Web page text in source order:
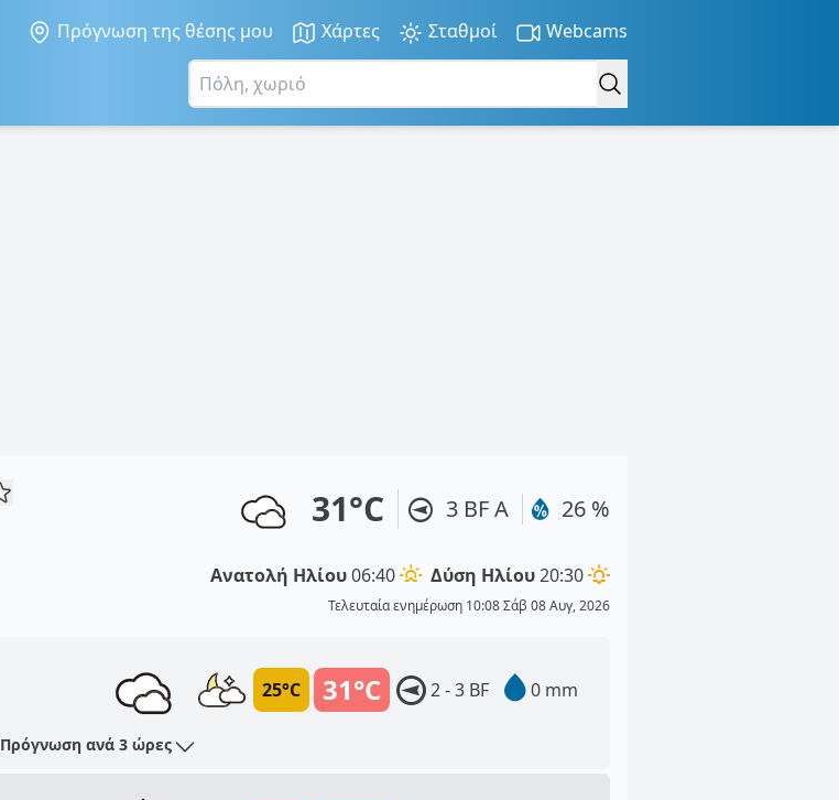
Πρόγνωση της θέσης μου Χάρτες Σταθμοί Webcams
31°C 3 BF Α 26 %
Ανατολή Ηλίου06:40 Δύση Ηλίου20:30
Τελευταία ενημέρωση 10:08 Σάβ 08 Αυγ, 2026
31°C
25°C 2 - 3 BF 0 mm
Πρόγνωση ανά 3 ώρες